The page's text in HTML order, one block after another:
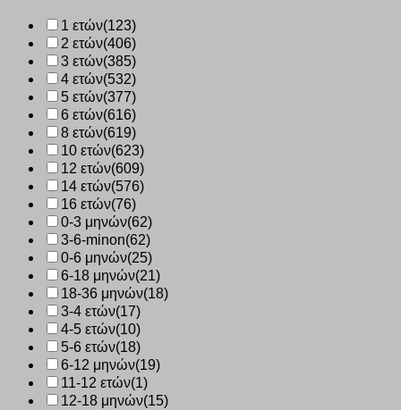
1 ετών(123)
2 ετών(406)
3 ετών(385)
4 ετών(532)
5 ετών(377)
6 ετών(616)
8 ετών(619)
10 ετών(623)
12 ετών(609)
14 ετών(576)
16 ετών(76)
0-3 μηνών(62)
3-6-minon(62)
0-6 μηνών(25)
6-18 μηνών(21)
18-36 μηνών(18)
3-4 ετών(17)
4-5 ετών(10)
5-6 ετών(18)
6-12 μηνών(19)
11-12 ετών(1)
12-18 μηνών(15)